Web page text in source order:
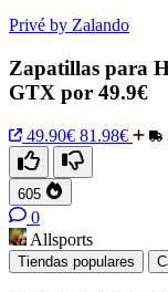
Privé by Zalando
Zapatillas para
GTX por 49.9€
49.90€ 81.98€
605
0
Allsports
Tiendas populares